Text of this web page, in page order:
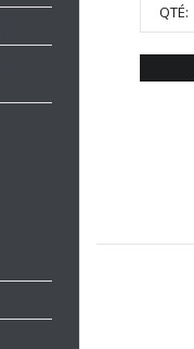
QTÉ: